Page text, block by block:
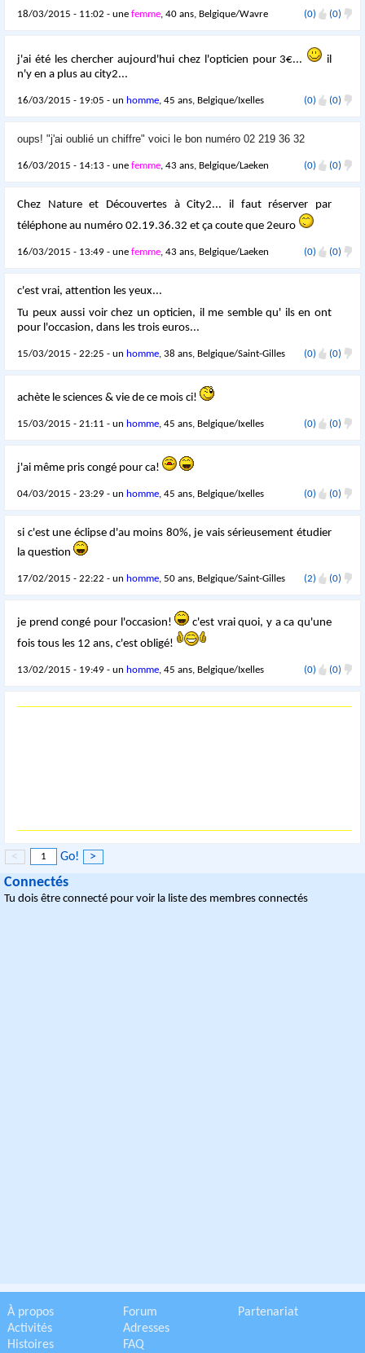
18/03/2015 - 11:02 - unefemme, 40 ans, Belgique/Wavre (0) (0)
j'ai été les chercher aujourd'hui chez l'opticien pour 3€...
il
n'y en a plus au city2...
16/03/2015 - 19:05 - un homme, 45 ans, Belgique/Ixelles (0) (0)
oups! "j'ai oublié un chiffre" voici le bon numéro 02 219 36 32
16/03/2015 - 14:13 - unefemme, 43 ans, Belgique/Laeken (0) (0)
Chez Nature et Découvertes à City2... il faut réserver par
téléphone au numéro 02.19.36.32 et ça coute que 2euro
16/03/2015 - 13:49 - unefemme, 43 ans, Belgique/Laeken (0) (0)
c'est vrai, attention les yeux...
Tu peux aussi voir chez un opticien, il me semble qu' ils en ont
pour l'occasion, dans les trois euros...
15/03/2015 - 22:25 - un homme, 38 ans, Belgique/Saint-Gilles (0) (0)
achète le sciences & vie de ce mois ci!
15/03/2015 - 21:11 - un homme, 45 ans, Belgique/Ixelles (0) (0)
j'ai même pris congé pour ca!
04/03/2015 - 23:29 - un homme, 45 ans, Belgique/Ixelles (0) (0)
si c'est une éclipse d'au moins 80%, je vais sérieusement étudier
la question
17/02/2015 - 22:22 - un homme, 50 ans, Belgique/Saint-Gilles (2) (0)
je prend congé pour l'occasion!
c'est vrai quoi, y a ca qu'une
fois tous les 12 ans, c'est obligé!
13/02/2015 - 19:49 - un homme, 45 ans, Belgique/Ixelles (0) (0)
< Go! >
Connectés
Tu dois être connecté pour voir la liste des membres connectés
À propos
Activités
Histoires
Forum
Adresses
FAQ
Partenariat